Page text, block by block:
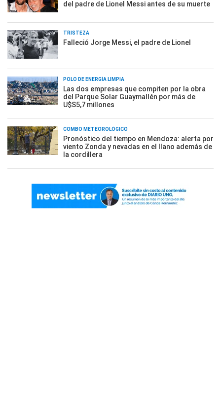
del padre de Lionel Messi antes de su muerte
TRISTEZA
Falleció Jorge Messi, el padre de Lionel
POLO DE ENERGÍA LIMPIA
Las dos empresas que compiten por la obra
del Parque Solar Guaymallén por más de
U$S5,7 millones
COMBO METEOROLÓGICO
Pronóstico del tiempo en Mendoza: alerta por
viento Zonda y nevadas en el llano además de
la cordillera